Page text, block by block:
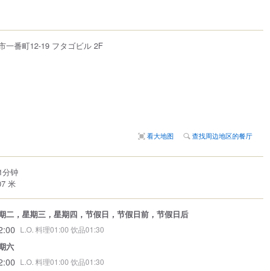
一番町12-19 フタゴビル 2F
看大地图 查找周边地区的餐厅
分钟
米
二，星期三，星期四，节假日，节假日前，节假日后
L.O. 料理01:00 饮品01:30
六
L.O. 料理01:00 饮品01:30